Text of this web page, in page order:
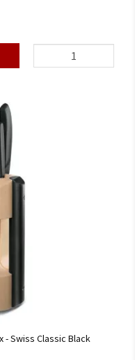
- Swiss Classic Black